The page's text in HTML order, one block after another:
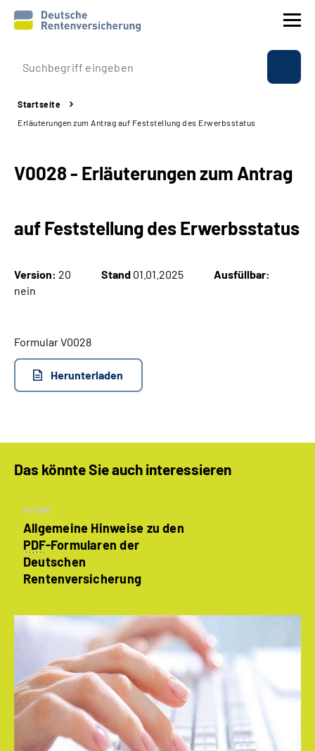
Prävention
Reha
Experten
Über uns & Presse
Suche
Leichte Sprache
Mein Kundenportal
Startseite
Erläuterungen zum Antrag auf Feststellung des Erwerbsstatus
V0028 - Erläuterungen zum Antrag
auf Feststellung des Erwerbsstatus
Version: 20 Stand 01.01.2025
Ausfüllbar:
nein
Formular V0028
Herunterladen
Das könnte Sie auch interessieren
Artikel
Allgemeine Hinweise zu den
PDF-Formularen der
Deutschen
Rentenversicherung